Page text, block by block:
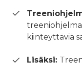
kiinteyttäviä
Lisäksi: